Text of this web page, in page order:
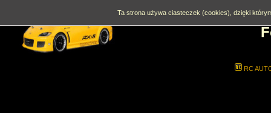
RC
Ta strona używa ciasteczek (cookies), dzięki